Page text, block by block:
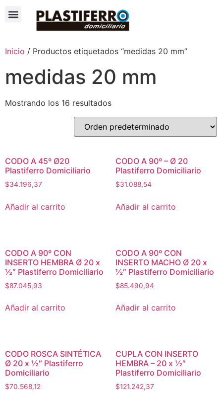
Inicio / Productos etiquetados “medidas 20 mm”
medidas 20 mm
Mostrando los 16 resultados
CODO A 45º Ø20
Plastiferro Domiciliario
$34.196,37
Añadir al carrito
CODO A 90º – Ø 20
Plastiferro Domiciliario
$31.088,54
Añadir al carrito
CODO A 90º CON
INSERTO HEMBRA Ø 20 x
½″ Plastiferro Domiciliario
$87.045,93
Añadir al carrito
CODO A 90º CON
INSERTO MACHO Ø 20 x
½″ Plastiferro Domiciliario
$85.490,94
Añadir al carrito
CODO ROSCA SINTÉTICA
Ø 20 x ½″ Plastiferro
Domiciliario
$70.568,12
CUPLA CON INSERTO
HEMBRA – 20 x ½″
Plastiferro Domiciliario
$121.242,37